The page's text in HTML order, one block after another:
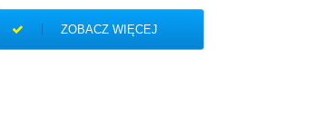
ZOBACZ WIĘCEJ